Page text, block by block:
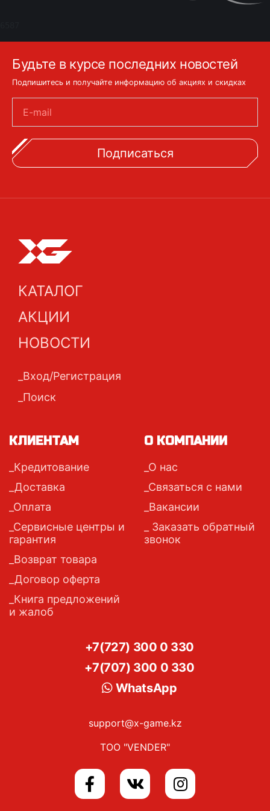
Будьте в курсе последних новостей
Подпишитесь и получайте информацию об акциях и скидках
E-mail
Подписаться
КАТАЛОГ
АКЦИИ
НОВОСТИ
Вход/Регистрация
Поиск
КЛИЕНТАМ
Кредитование
Доставка
Оплата
Сервисные центры и
гарантия
Возврат товара
Договор оферта
Книга предложений
и жалоб
О КОМПАНИИ
О нас
Связаться с нами
Вакансии
Заказать обратный
звонок
+7(727) 300 0 330
+7(707) 300 0 330
WhatsApp
support@x-game.kz
ТОО "VENDER"